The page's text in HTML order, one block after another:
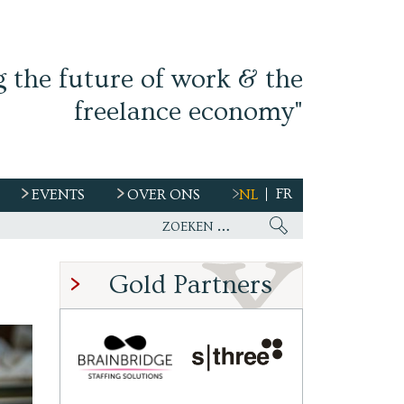
the future of work & the
freelance economy"
EVENTS OVER ONS NL FR
Gold Partners